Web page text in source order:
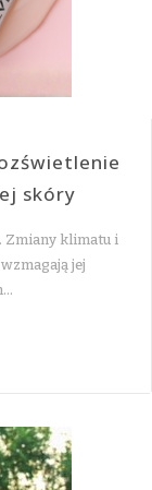
skóry
Zmiany klimatu i
jej